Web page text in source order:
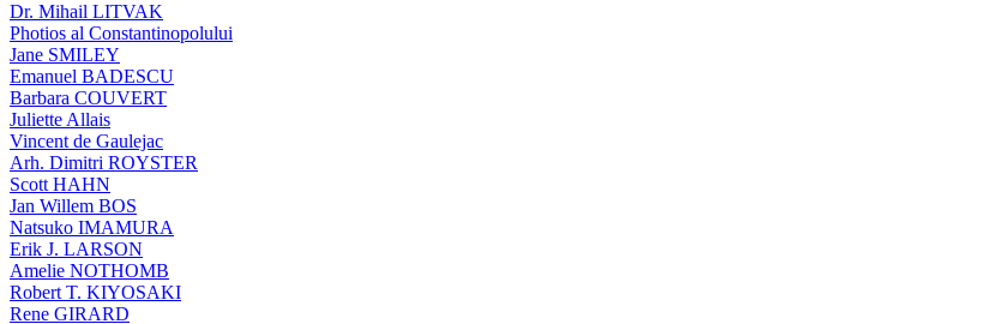
Dr. Mihail LITVAK
Photios al Constantinopolului
Jane SMILEY
Emanuel BADESCU
Barbara COUVERT
Juliette Allais
Vincent de Gaulejac
Arh. Dimitri ROYSTER
Scott HAHN
Jan Willem BOS
Natsuko IMAMURA
Erik J. LARSON
Amelie NOTHOMB
Robert T. KIYOSAKI
Rene GIRARD